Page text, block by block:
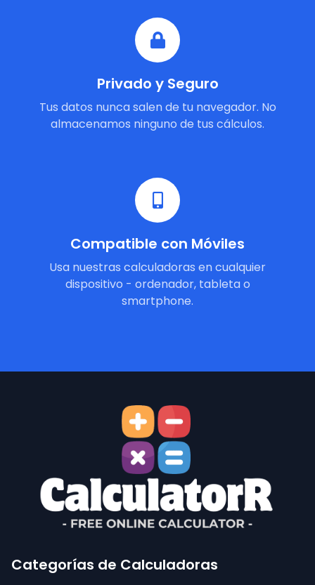
Privado y Seguro
Tus datos nunca salen de tu navegador. No
almacenamos ninguno de tus cálculos.
Compatible con Móviles
Usa nuestras calculadoras en cualquier
dispositivo - ordenador, tableta o
smartphone.
Categorías de Calculadoras